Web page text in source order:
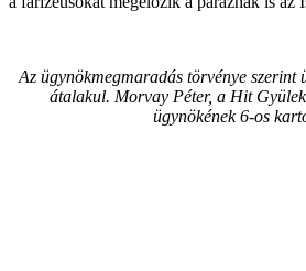
Az ügynökmegmaradás törvénye szerint
átalakul. Morvay Péter, a Hit
ügynökének 6-os